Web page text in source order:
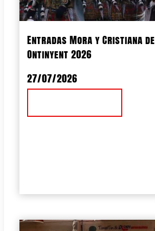
Entradas Mora y Cristiana de
Ontinyent 2026
27/07/2026